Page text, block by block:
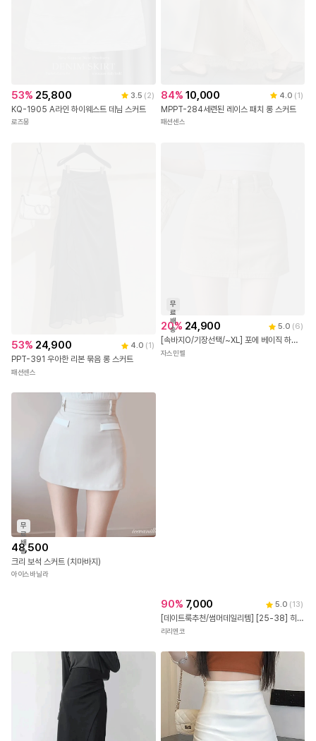
53% 25,800 3.5 (2)
KQ-1905 A라인 하이웨스트 데님 스커트
로즈몽
84% 10,000 4.0 (1)
MPPT-284세련된 레이스 패치 롱 스커트
패션센스
53% 24,900 4.0 (1 )
PPT-391 우아한 리본 묶음 롱 스커트
패션센스
무
료
배
송
20% 24,900 5.0 (6)
[속바지O/기장선택/~XL] 포에 베이직 하이웨스트 컬러 코튼 밴딩 미니 스커트 치마
자스민벨
무
료
배
송
48,500
크리 보석 스커트 (치마바지)
아이스바닐라
90% 7,000 5.0 (13)
[데이트룩추천/썸머데일리템] [25-38] 히얼리딘 코튼 레이스 도트 밴딩 롱 스커트 (여름-신상-데일리룩-데이트룩-출근룩-바캉스룩-러블리룩-빅사이즈-38사이즈-자체제작-롱스커트-밴딩스커트-통통녀)
리리앤코